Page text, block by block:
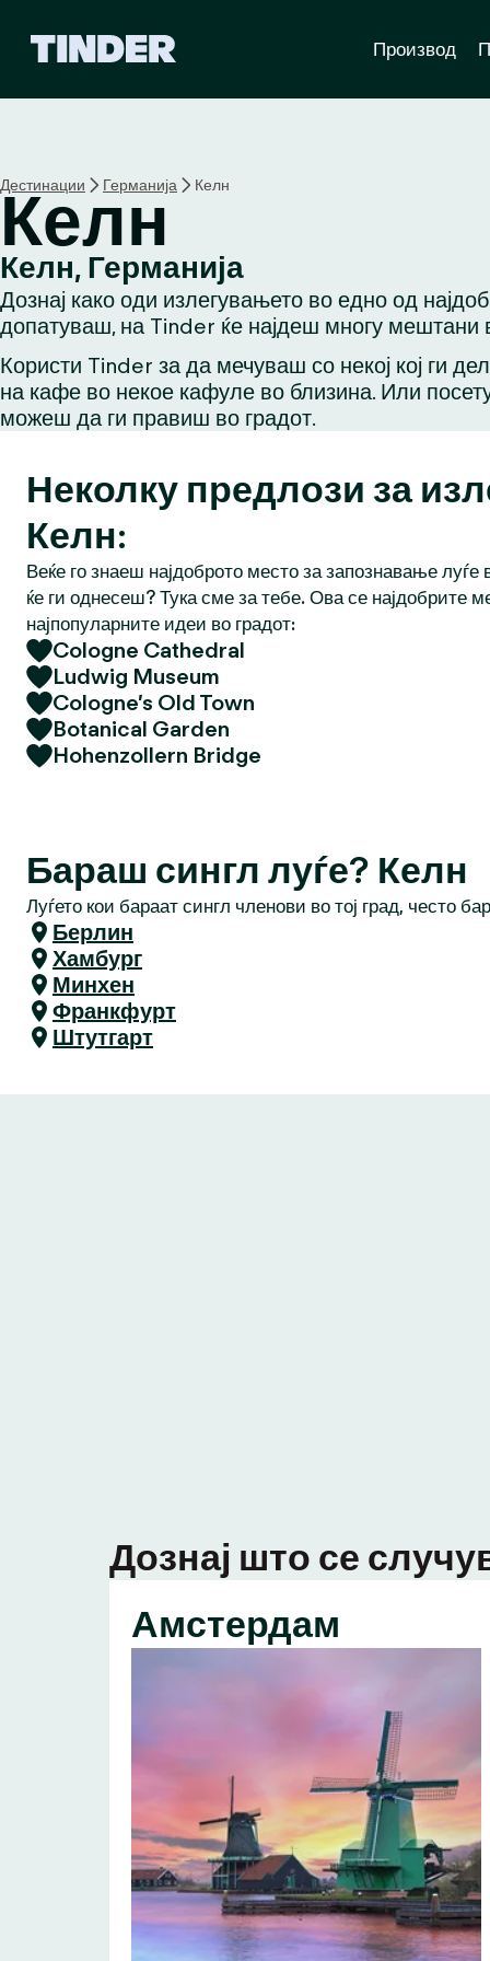
H
Производ
Дестинации Германија Келн
Келн
Келн, Германија
Дознај како оди излегувањето во едно од
допатуваш, на Tinder ќе најдеш многу мештани
Користи Tinder за да мечуваш со некој кој ги
на кафе во некое кафуле во близина. Или
можеш да ги правиш во градот.
Неколку предлози за
Келн:
Веќе го знаеш најдоброто место за запознавање луѓе
ќе ги однесеш? Тука сме за тебе. Ова се најдобрите
најпопуларните идеи во градот:
Cologne Cathedral
Ludwig Museum
Cologne’s Old Town
Botanical Garden
Hohenzollern Bridge
Бараш сингл луѓе? Келн
Луѓето кои бараат сингл членови во тој град, често
Берлин
Хамбург
Минхен
Франкфурт
Штутгарт
Дознај што се
Амстердам